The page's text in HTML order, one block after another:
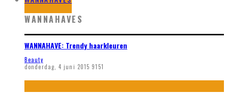
WANNAHAVES
WANNAHAVE: Trendy haarkleuren
Beauty
donderdag, 4 juni 2015 9151